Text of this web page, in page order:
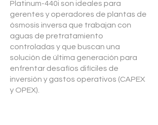
Platinum-440i son ideales para
gerentes y operadores de plantas de
ósmosis inversa que trabajan con
aguas de pretratamiento
controladas y que buscan una
solución de última generación para
enfrentar desafíos difíciles de
inversión y gastos operativos (CAPEX
y OPEX).